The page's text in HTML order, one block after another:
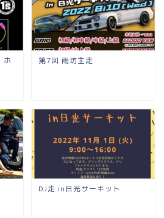
ホ
第7回 雨坊主走
DJ走 in日光サーキット